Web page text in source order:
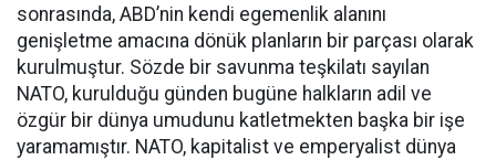
sonrasında, ABD’nin kendi egemenlik alanını
genişletme amacına dönük planların bir parçası olarak
kurulmuştur. Sözde bir savunma teşkilatı sayılan
NATO, kurulduğu günden bugüne halkların adil ve
özgür bir dünya umudunu katletmekten başka bir işe
yaramamıştır. NATO, kapitalist ve emperyalist dünya